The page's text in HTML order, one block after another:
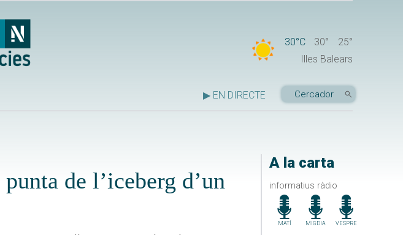
30°C 30°
25°
Illes Balears
▶ EN DIRECTE
A la carta
informatius ràdio
MATÍ MIGDIA VESPRE
de l’iceberg d’un